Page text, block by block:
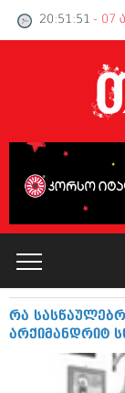
20:51:52 - 07
პოლიტიკა
რა
არქიმანდრიტ